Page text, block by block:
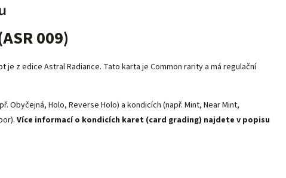
009)
je z edice Astral Radiance. Tato karta je Common rarity a má regulační
Obyčejná, Holo, Reverse Holo) a kondicích (např. Mint, Near Mint,
Více informací o kondicích karet (card grading) najdete v popisu